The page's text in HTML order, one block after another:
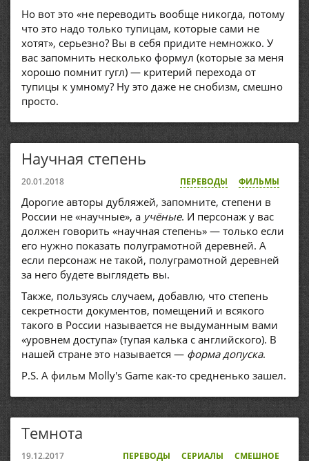
Но вот это «не переводить вообще никогда, потому
что это надо только тупицам, которые сами не
хотят», серьезно? Вы в себя придите немножко. У
вас запомнить несколько формул (которые за меня
хорошо помнит гугл) — критерий перехода от
тупицы к умному? Ну это даже не снобизм, смешно
просто.
Научная степень
20.01.2018 ПЕРЕВОДЫ ФИЛЬМЫ
Дорогие авторы дубляжей, запомните, степени в
России не «научные», а учёные. И персонаж у вас
должен говорить «научная степень» — только если
его нужно показать полуграмотной деревней. А
если персонаж не такой, полуграмотной деревней
за него будете выглядеть вы.
Также, пользуясь случаем, добавлю, что степень
секретности документов, помещений и всякого
такого в России называется не выдуманным вами
«уровнем доступа» (тупая калька с английского). В
нашей стране это называется — форма допуска.
P.S. А фильм Molly's Game как-то средненько зашел.
Темнота
19.12.2017 ПЕРЕВОДЫ СЕРИАЛЫ СМЕШНОЕ